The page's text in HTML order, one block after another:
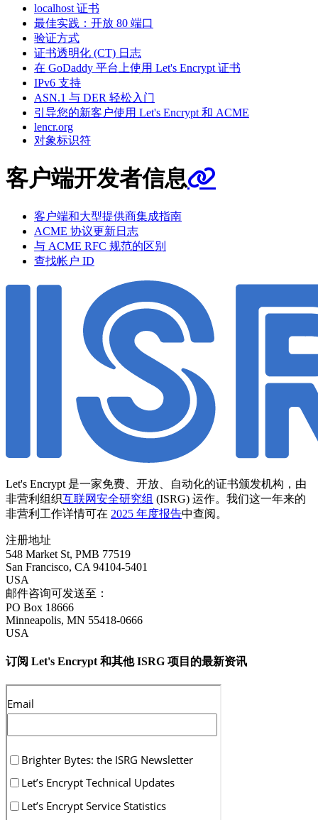
localhost 证书
最佳实践：开放 80 端口
验证方式
证书透明化 (CT) 日志
在 GoDaddy 平台上使用 Let's Encrypt 证书
IPv6 支持
ASN.1 与 DER 轻松入门
引导您的新客户使用 Let's Encrypt 和 ACME
lencr.org
对象标识符
客户端开发者信息
客户端和大型提供商集成指南
ACME 协议更新日志
与 ACME RFC 规范的区别
查找帐户 ID
Let's Encrypt 是一家免费、开放、自动化的证书颁发机构，由
非营利组织互联网安全研究组 (ISRG) 运作。我们这一年来的
非营利工作详情可在 2025 年度报告中查阅。
注册地址
548 Market St, PMB 77519
San Francisco, CA 94104-5401
USA
邮件咨询可发送至：
PO Box 18666
Minneapolis, MN 55418-0666
USA
订阅 Let's Encrypt 和其他 ISRG 项目的最新资讯